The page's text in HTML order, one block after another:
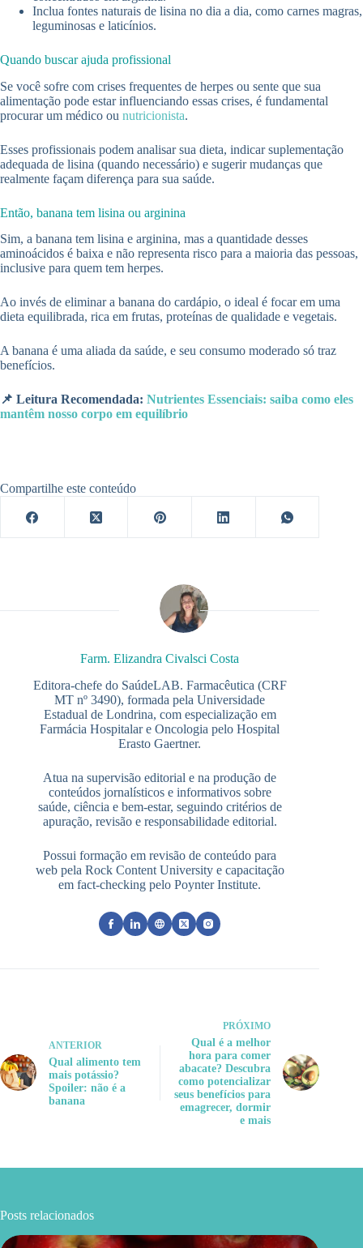
Inclua fontes naturais de lisina no dia a dia, como carnes magras,
leguminosas e laticínios.
Quando buscar ajuda profissional
Se você sofre com crises frequentes de herpes ou sente que sua
alimentação pode estar influenciando essas crises, é fundamental
procurar um médico ou nutricionista.
Esses profissionais podem analisar sua dieta, indicar suplementação
adequada de lisina (quando necessário) e sugerir mudanças que
realmente façam diferença para sua saúde.
Então, banana tem lisina ou arginina
Sim, a banana tem lisina e arginina, mas a quantidade desses
aminoácidos é baixa e não representa risco para a maioria das pessoas,
inclusive para quem tem herpes.
Ao invés de eliminar a banana do cardápio, o ideal é focar em uma
dieta equilibrada, rica em frutas, proteínas de qualidade e vegetais.
A banana é uma aliada da saúde, e seu consumo moderado só traz
benefícios.
📌 Leitura Recomendada: Nutrientes Essenciais: saiba como eles
mantêm nosso corpo em equilíbrio
Compartilhe este conteúdo
Farm. Elizandra Civalsci Costa
Editora-chefe do SaúdeLAB. Farmacêutica (CRF
MT nº 3490), formada pela Universidade
Estadual de Londrina, com especialização em
Farmácia Hospitalar e Oncologia pelo Hospital
Erasto Gaertner.
Atua na supervisão editorial e na produção de
conteúdos jornalísticos e informativos sobre
saúde, ciência e bem-estar, seguindo critérios de
apuração, revisão e responsabilidade editorial.
Possui formação em revisão de conteúdo para
web pela Rock Content University e capacitação
em fact-checking pelo Poynter Institute.
ANTERIOR
Qual alimento tem
mais potássio?
Spoiler: não é a
banana
PRÓXIMO
Qual é a melhor
hora para comer
abacate? Descubra
como potencializar
seus benefícios para
emagrecer, dormir
e mais
Posts relacionados